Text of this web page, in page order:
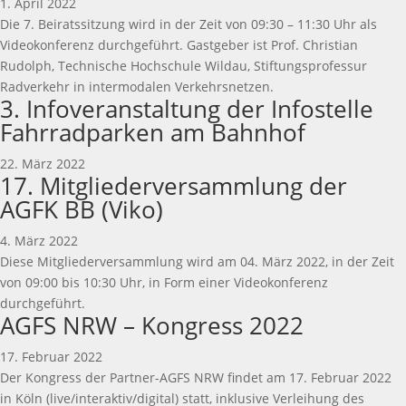
Die 7. Beiratssitzung wird in der Zeit von 09:30 – 11:30 Uhr als
Videokonferenz durchgeführt. Gastgeber ist Prof. Christian
Rudolph, Technische Hochschule Wildau, Stiftungsprofessur
Radverkehr in intermodalen Verkehrsnetzen.
3. Infoveranstaltung der Infostelle
Fahrradparken am Bahnhof
22. März 2022
17. Mitgliederversammlung der
AGFK BB (Viko)
4. März 2022
Diese Mitgliederversammlung wird am 04. März 2022, in der Zeit
von 09:00 bis 10:30 Uhr, in Form einer Videokonferenz
durchgeführt.
AGFS NRW – Kongress 2022
17. Februar 2022
Der Kongress der Partner-AGFS NRW findet am 17. Februar 2022
in Köln (live/interaktiv/digital) statt, inklusive Verleihung des